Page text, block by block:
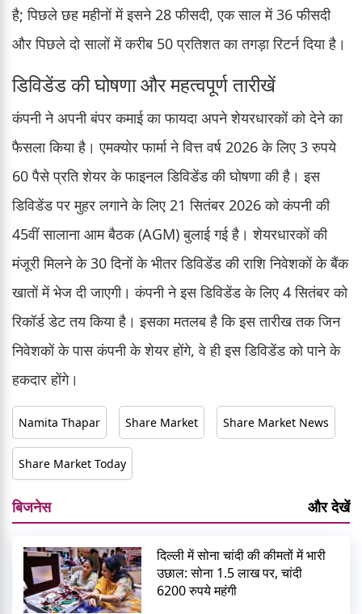
है; पिछले छह महीनों में इसने 28 फीसदी, एक साल में 36 फीसदी
और पिछले दो सालों में करीब 50 प्रतिशत का तगड़ा रिटर्न दिया है।
डिविडेंड की घोषणा और महत्वपूर्ण तारीखें
कंपनी ने अपनी बंपर कमाई का फायदा अपने शेयरधारकों को देने का
फैसला किया है। एमक्योर फार्मा ने वित्त वर्ष 2026 के लिए 3 रुपये
60 पैसे प्रति शेयर के फाइनल डिविडेंड की घोषणा की है। इस
डिविडेंड पर मुहर लगाने के लिए 21 सितंबर 2026 को कंपनी की
45वीं सालाना आम बैठक (AGM) बुलाई गई है। शेयरधारकों की
मंजूरी मिलने के 30 दिनों के भीतर डिविडेंड की राशि निवेशकों के बैंक
खातों में भेज दी जाएगी। कंपनी ने इस डिविडेंड के लिए 4 सितंबर को
रिकॉर्ड डेट तय किया है। इसका मतलब है कि इस तारीख तक जिन
निवेशकों के पास कंपनी के शेयर होंगे, वे ही इस डिविडेंड को पाने के
हकदार होंगे।
Namita Thapar Share Market Share Market News
Share Market Today
बिजनेस और देखें
दिल्ली में सोना चांदी की कीमतों में भारी
उछाल: सोना 1.5 लाख पर, चांदी
6200 रुपये महंगी